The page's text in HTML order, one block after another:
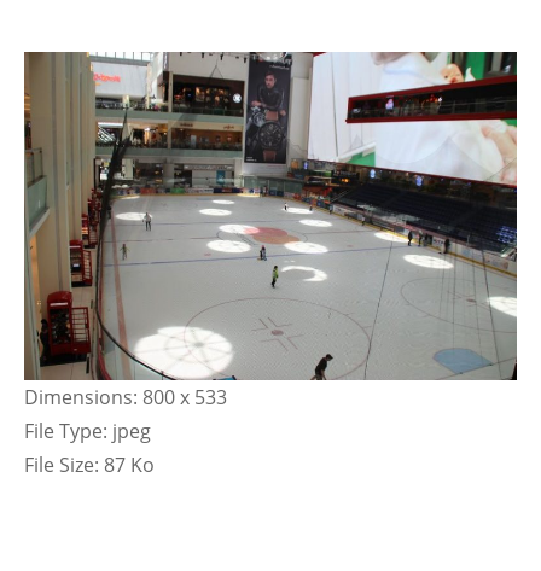
Dimensions: 800 x 533
File Type: jpeg
File Size: 87 Ko